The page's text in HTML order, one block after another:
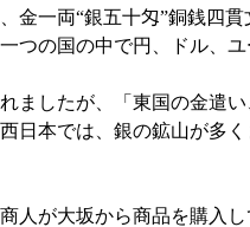
金一両“銀五十匁”銅銭四
つの国の中で円、ドル、
ましたが、「東国の金遣
日本では、銀の鉱山が多
人が大坂から商品を購入